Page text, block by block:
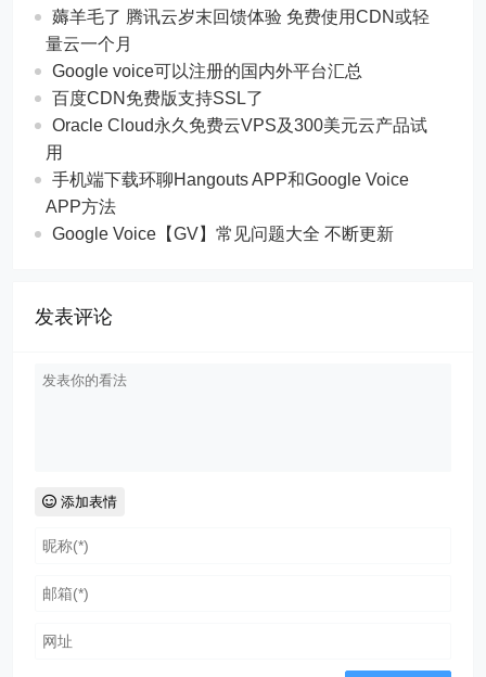
薅羊毛了 腾讯云岁末回馈体验 免费使用CDN或轻
量云一个月
Google voice可以注册的国内外平台汇总
百度CDN免费版支持SSL了
Oracle Cloud永久免费云VPS及300美元云产品试
用
手机端下载环聊Hangouts APP和Google Voice
APP方法
Google Voice【GV】常见问题大全 不断更新
发表评论
添加表情